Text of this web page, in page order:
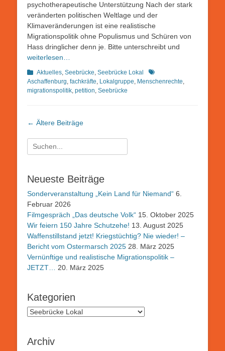
psychotherapeutische Unterstützung Nach der stark
veränderten politischen Weltlage und der
Klimaveränderungen ist eine realistische
Migrationspolitik ohne Populismus und Schüren von
Hass dringlicher denn je. Bitte unterschreibt und
weiterlesen…
Kategorien
Aktuelles, Seebrücke, Seebrücke Lokal
Schlagworte
Aschaffenburg, fachkräfte, Lokalgruppe, Menschenrechte,
migrationspolitik, petition, Seebrücke
Beitragsnavigation
← Ältere Beiträge
Suchen
nach:
Neueste Beiträge
Sonderveranstaltung „Kein Land für Niemand“ 6.
Februar 2026
Filmgespräch „Das deutsche Volk“ 15. Oktober 2025
Wir feiern 150 Jahre Schutzehe! 13. August 2025
Waffenstillstand jetzt! Kriegstüchtig? Nie wieder! –
Bericht vom Ostermarsch 2025 28. März 2025
Vernünftige und realistische Migrationspolitik –
JETZT… 20. März 2025
Kategorien
Kategorien
Archiv